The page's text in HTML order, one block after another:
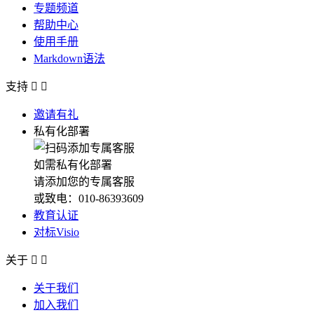
专题频道
帮助中心
使用手册
Markdown语法
支持  
邀请有礼
私有化部署
如需私有化部署
请添加您的专属客服
或致电：010-86393609
教育认证
对标Visio
关于  
关于我们
加入我们